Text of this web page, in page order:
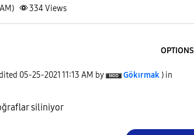
334Views
OPTIONS
‎05-25-2021 11:13 AM by Gökırmak ) in
siliniyor